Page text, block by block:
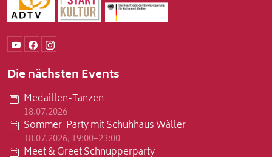
Die nächsten Events
Medaillen-Tanzen
18.07.2026
Sommer-Party mit Schuhhaus Wäller
18.07.2026, 19:00–23:00
Meet & Greet Schnupperparty